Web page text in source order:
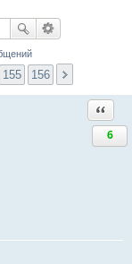
155 156
6